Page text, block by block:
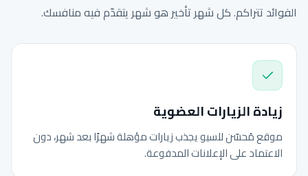
الفوائد تتراكم. كل شهر تأخير هو شهر يتقدّم فيه منافسك.
زيادة الزيارات العضوية
موقع مُحسّن للسيو يجذب زيارات مؤهلة شهرًا بعد شهر، دون
الاعتماد على الإعلانات المدفوعة.